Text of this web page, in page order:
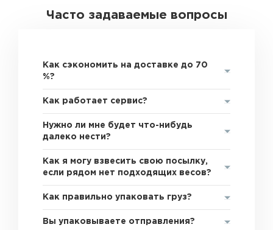
Часто задаваемые вопросы
Как сэкономить на доставке до 70
%?
Как работает сервис?
Нужно ли мне будет что-нибудь
далеко нести?
Как я могу взвесить свою посылку,
если рядом нет подходящих весов?
Как правильно упаковать груз?
Вы упаковываете отправления?